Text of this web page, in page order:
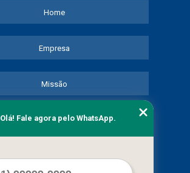
Home
Empresa
Missão
Serviços
Olá! Fale agora pelo WhatsApp.